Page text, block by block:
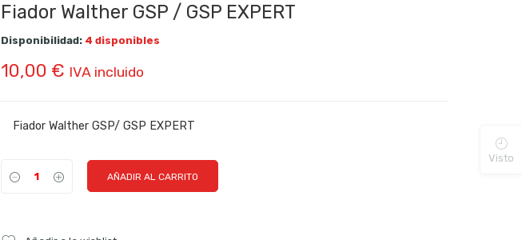
Fiador Walther GSP / GSP EXPERT
Disponibilidad: 4 disponibles
10,00 € IVA incluido
Fiador Walther GSP/ GSP EXPERT
AÑADIR AL CARRITO
Visto